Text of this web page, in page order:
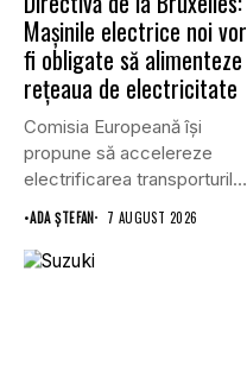
Mașinile electrice noi vor
fi obligate să alimenteze
rețeaua de electricitate
Comisia Europeană își
propune să accelereze
electrificarea transporturilor,
a clădirilor și a...
•ADA ȘTEFAN 7 AUGUST 2026